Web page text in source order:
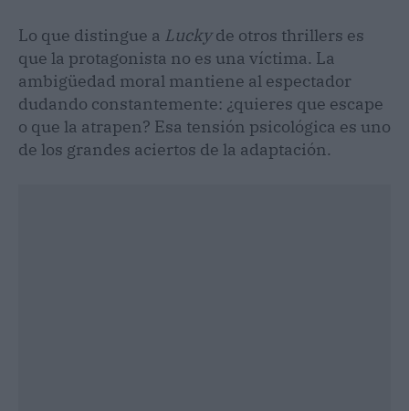
Lo que distingue a Luckyde otros thrillers es
que la protagonista no es una víctima. La
ambigüedad moral mantiene al espectador
dudando constantemente: ¿quieres que escape
o que la atrapen? Esa tensión psicológica es uno
de los grandes aciertos de la adaptación.